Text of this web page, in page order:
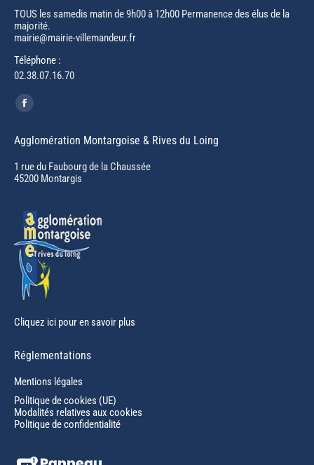
TOUS les samedis matin de 9h00 à 12h00 Permanence des élus de la
majorité.
mairie@mairie-villemandeur.fr
Téléphone :
02.38.07.16.70
Trouvez nous sur :
Facebook
opens
in
new
Agglomération Montargoise & Rives du Loing
1 rue du Faubourg de la Chaussée
45200 Montargis
Cliquez ici pour en savoir plus
Réglementations
Mentions légales
Politique de cookies (UE)
Modalités relatives aux cookies
Politique de confidentialité